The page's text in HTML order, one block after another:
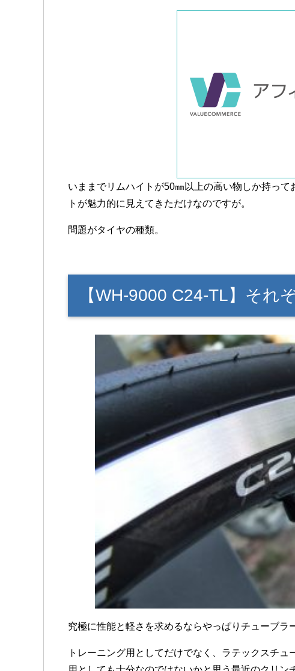
いままでリムハイトが50㎜以上の高い物しか持っ
トが魅力的に見えてきただけなのですが。
問題がタイヤの種類。
【WH-9000 C24-TL】それ
究極に性能と軽さを求めるならやっぱりチューブラ
トレーニング用としてだけでなく、ラテックスチ